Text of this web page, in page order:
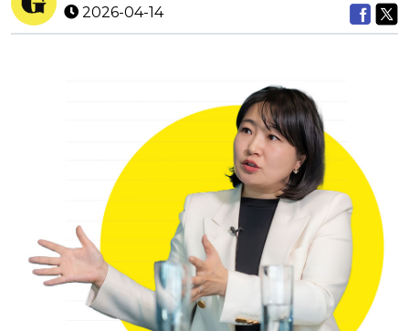
2026-04-14